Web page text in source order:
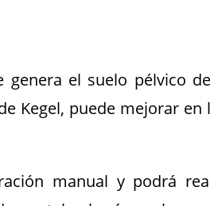
el suelo pélvico
Kegel, puede mejorar en
manual y podrá